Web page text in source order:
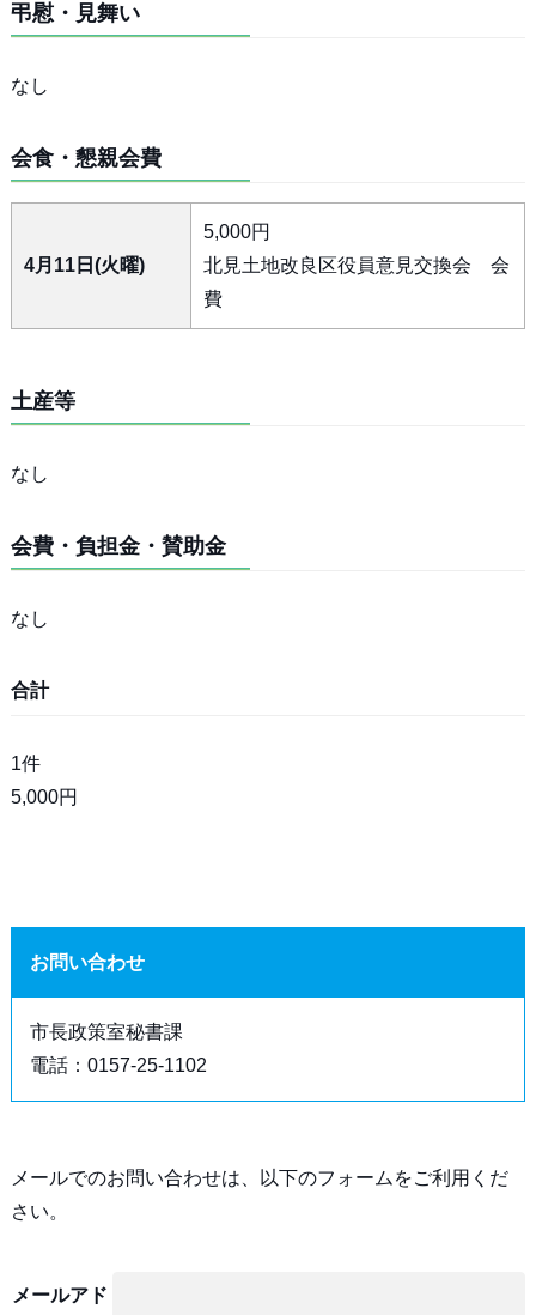
弔慰・見舞い
なし
会食・懇親会費
4月11日(火曜)
5,000円
北見土地改良区役員意見交換会 会
費
土産等
なし
会費・負担金・賛助金
なし
合計
1件
5,000円
お問い合わせ
市長政策室秘書課
電話：0157-25-1102
メールでのお問い合わせは、以下のフォームをご利用くだ
さい。
メールアド